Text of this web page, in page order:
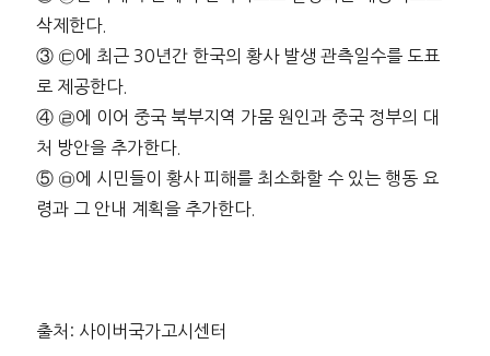
삭제한다.
③ ㉢에 최근 30년간 한국의 황사 발생 관측일수를 도표
로 제공한다.
④ ㉣에 이어 중국 북부지역 가뭄 원인과 중국 정부의 대
처 방안을 추가한다.
⑤ ㉤에 시민들이 황사 피해를 최소화할 수 있는 행동 요
령과 그 안내 계획을 추가한다.
출처: 사이버국가고시센터